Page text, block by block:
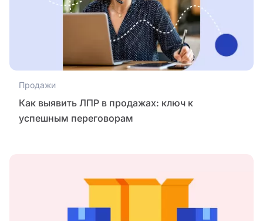
Продажи
Как выявить ЛПР в продажах: ключ к
успешным переговорам